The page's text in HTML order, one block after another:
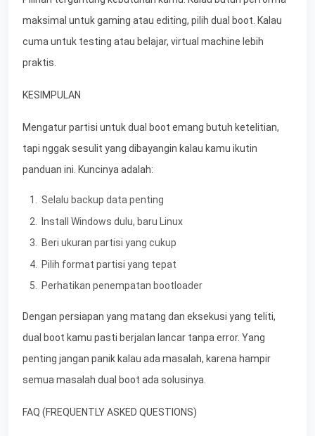
maksimal untuk gaming atau editing, pilih dual boot. Kalau
cuma untuk testing atau belajar, virtual machine lebih
praktis.
KESIMPULAN
Mengatur partisi untuk dual boot emang butuh ketelitian,
tapi nggak sesulit yang dibayangin kalau kamu ikutin
panduan ini. Kuncinya adalah:
Selalu backup data penting
Install Windows dulu, baru Linux
Beri ukuran partisi yang cukup
Pilih format partisi yang tepat
Perhatikan penempatan bootloader
Dengan persiapan yang matang dan eksekusi yang teliti,
dual boot kamu pasti berjalan lancar tanpa error. Yang
penting jangan panik kalau ada masalah, karena hampir
semua masalah dual boot ada solusinya.
FAQ (FREQUENTLY ASKED QUESTIONS)